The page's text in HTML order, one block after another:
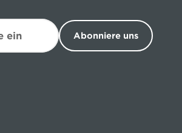
Abonniere uns